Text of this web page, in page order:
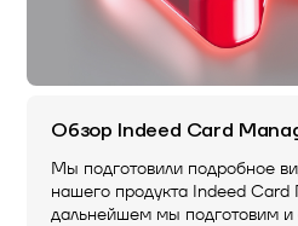
Обзор Indeed Card
Мы подготовили подробное
нашего продукта Indeed
дальнейшем мы подготовим